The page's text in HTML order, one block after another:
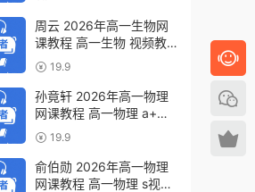
周云 2026年高一生物网
课教程 高一生物 视频教
程下学期寒春班 百度网盘
下载
19.9
孙竟轩 2026年高一物理
网课教程 高一物理 a+视
频教程下学期寒春班 百度
网盘下载
19.9
俞伯勋 2026年高一物理
网课教程 高一物理 s视频